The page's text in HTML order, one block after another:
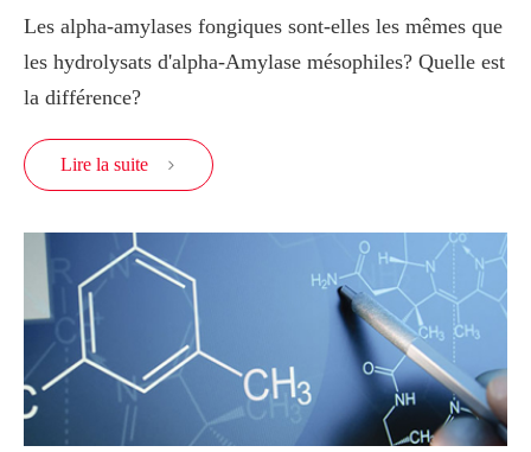
Les alpha-amylases fongiques sont-elles les mêmes que
les hydrolysats d'alpha-Amylase mésophiles? Quelle est
la différence?
Lire la suite 